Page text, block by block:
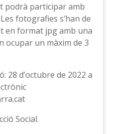
podrà participar amb
fotografies s’han de
en format jpg amb una
ocupar un màxim de 3
28 d’octubre de 2022 a
Social.